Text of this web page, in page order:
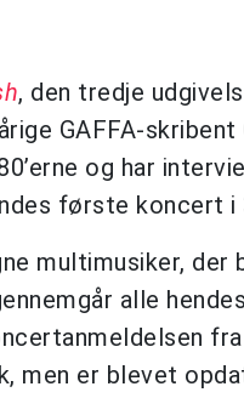
, den tredje
GAFFA-
og har
første koncert i
multimusiker, der
alle
men er blevet